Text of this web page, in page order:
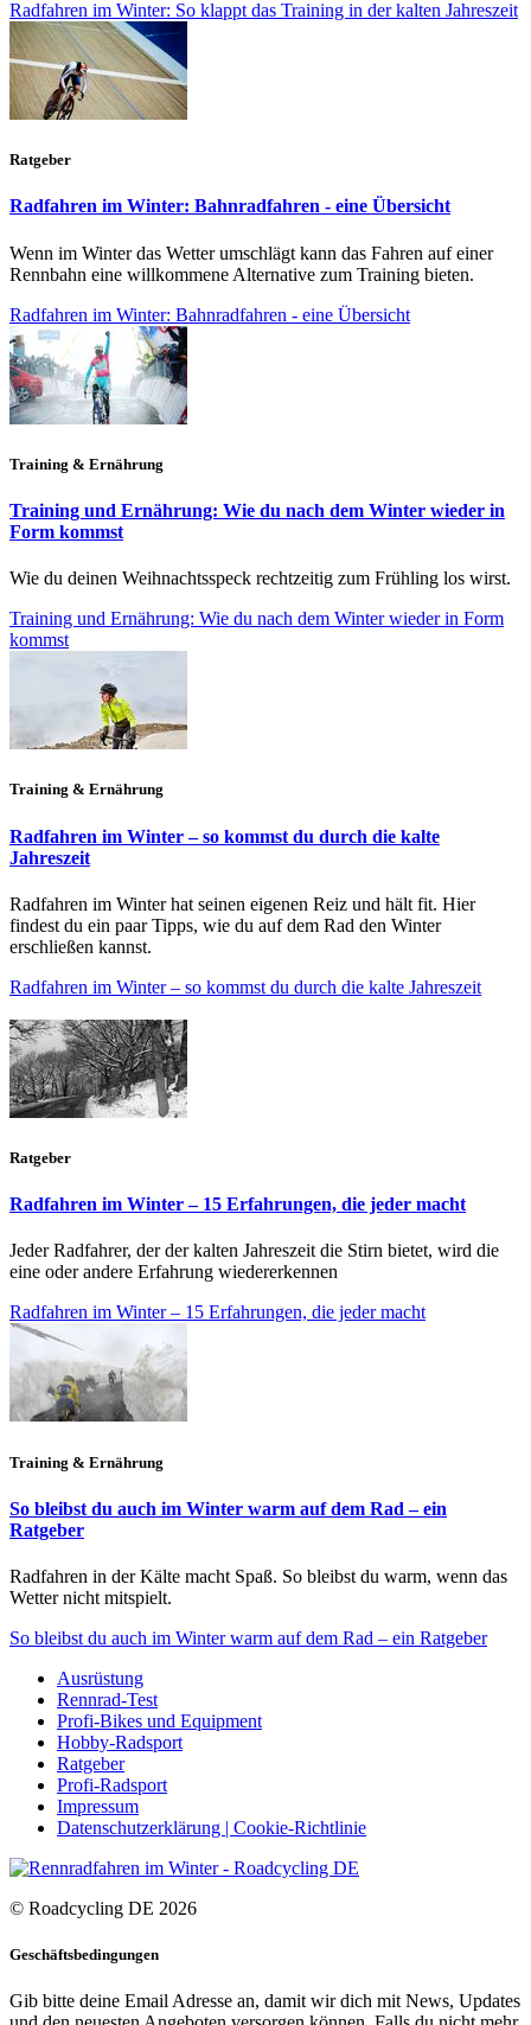
Radfahren im Winter: So klappt das Training in der kalten Jahreszeit
Ratgeber
Radfahren im Winter: Bahnradfahren - eine Übersicht
Wenn im Winter das Wetter umschlägt kann das Fahren auf einer
Rennbahn eine willkommene Alternative zum Training bieten.
Radfahren im Winter: Bahnradfahren - eine Übersicht
Training & Ernährung
Training und Ernährung: Wie du nach dem Winter wieder in
Form kommst
Wie du deinen Weihnachtsspeck rechtzeitig zum Frühling los wirst.
Training und Ernährung: Wie du nach dem Winter wieder in Form
kommst
Training & Ernährung
Radfahren im Winter – so kommst du durch die kalte
Jahreszeit
Radfahren im Winter hat seinen eigenen Reiz und hält fit. Hier
findest du ein paar Tipps, wie du auf dem Rad den Winter
erschließen kannst.
Radfahren im Winter – so kommst du durch die kalte Jahreszeit
Ratgeber
Radfahren im Winter – 15 Erfahrungen, die jeder macht
Jeder Radfahrer, der der kalten Jahreszeit die Stirn bietet, wird die
eine oder andere Erfahrung wiedererkennen
Radfahren im Winter – 15 Erfahrungen, die jeder macht
Training & Ernährung
So bleibst du auch im Winter warm auf dem Rad – ein
Ratgeber
Radfahren in der Kälte macht Spaß. So bleibst du warm, wenn das
Wetter nicht mitspielt.
So bleibst du auch im Winter warm auf dem Rad – ein Ratgeber
Ausrüstung
Rennrad-Test
Profi-Bikes und Equipment
Hobby-Radsport
Ratgeber
Profi-Radsport
Impressum
Datenschutzerklärung | Cookie-Richtlinie
© Roadcycling DE 2026
Geschäftsbedingungen
Gib bitte deine Email Adresse an, damit wir dich mit News, Updates